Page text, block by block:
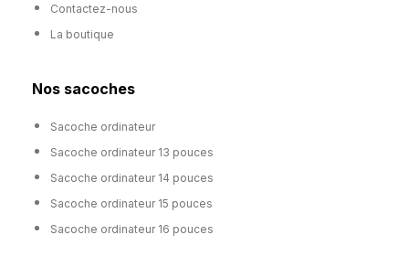
Contactez-nous
La boutique
Nos sacoches
Sacoche ordinateur
Sacoche ordinateur 13 pouces
Sacoche ordinateur 14 pouces
Sacoche ordinateur 15 pouces
Sacoche ordinateur 16 pouces